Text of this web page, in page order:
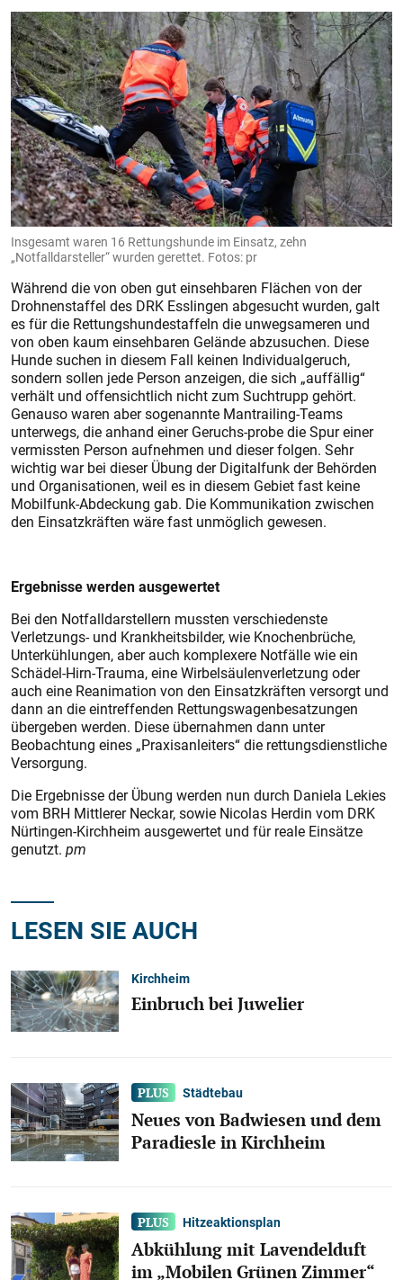
Insgesamt waren 16 Rettungshunde im Einsatz, zehn
„Notfalldarsteller“ wurden gerettet. Fotos: pr
Während die von oben gut einsehbaren Flächen von der
Drohnenstaffel des DRK Esslingen abgesucht wurden, galt
es für die Rettungshundestaffeln die unwegsameren und
von oben kaum einsehbaren Gelände abzusuchen. Diese
Hunde suchen in diesem Fall keinen Individualgeruch,
sondern sollen jede Person anzeigen, die sich „auffällig“
verhält und offensichtlich nicht zum Suchtrupp gehört.
Genauso waren aber sogenannte Mantrailing-Teams
unterwegs, die anhand einer Geruchs-probe die Spur einer
vermissten Person aufnehmen und dieser folgen. Sehr
wichtig war bei dieser Übung der Digitalfunk der Behörden
und Organisationen, weil es in diesem Gebiet fast keine
Mobilfunk-Abdeckung gab. Die Kommunikation zwischen
den Einsatzkräften wäre fast unmöglich gewesen.
Ergebnisse werden ausgewertet
Bei den Notfalldarstellern mussten verschiedenste
Verletzungs- und Krankheitsbilder, wie Knochenbrüche,
Unterkühlungen, aber auch komplexere Notfälle wie ein
Schädel-Hirn-Trauma, eine Wirbelsäulenverletzung oder
auch eine Reanimation von den Einsatzkräften versorgt und
dann an die eintreffenden Rettungswagenbesatzungen
übergeben werden. Diese übernahmen dann unter
Beobachtung eines „Praxisanleiters“ die rettungsdienstliche
Versorgung.
Die Ergebnisse der Übung werden nun durch Daniela Lekies
vom BRH Mittlerer Neckar, sowie Nicolas Herdin vom DRK
Nürtingen-Kirchheim ausgewertet und für reale Einsätze
genutzt. pm
LESEN SIE AUCH
Kirchheim
Einbruch bei Juwelier
Städtebau
Neues von Badwiesen und dem
Paradiesle in Kirchheim
Hitzeaktionsplan
Abkühlung mit Lavendelduft
im „Mobilen Grünen Zimmer“